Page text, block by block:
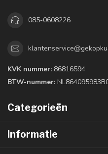
085-0608226
KVK nummer: 86816594
BTW-nummer:
Categorieën
Informatie